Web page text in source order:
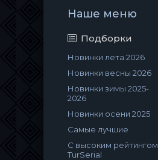
Наше меню
Подборки
Новинки лета 2026
Новинки весны 2026
Новинки зимы 2025-
2026
Новинки осени 2025
Самые лучшие
С высоким рейтингом
TurSerial